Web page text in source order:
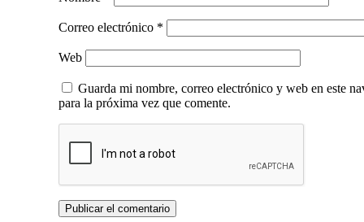
Correo electrónico *
Web
Guarda mi nombre, correo electrónico y web en este
para la próxima vez que comente.